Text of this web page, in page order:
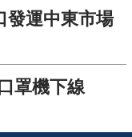
發運中東市場
罩機下線